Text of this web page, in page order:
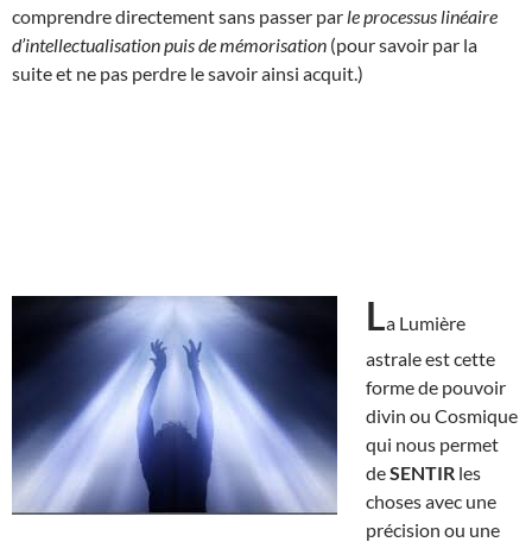
comprendre directement sans passer par le processus linéaire
d’intellectualisation puis de mémorisation (pour savoir par la
suite et ne pas perdre le savoir ainsi acquit.)
La Lumière
astrale est cette
forme de pouvoir
divin ou Cosmique
qui nous permet
deSENTIR les
choses avec une
précision ou une